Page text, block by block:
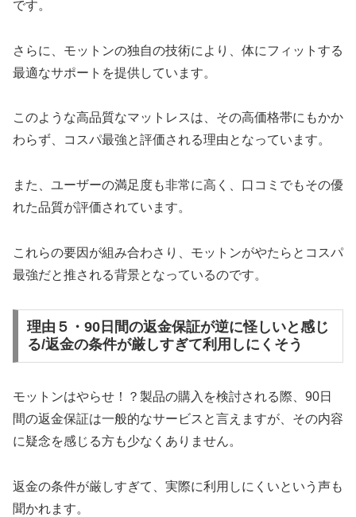
です。
さらに、モットンの独自の技術により、体にフィットする
最適なサポートを提供しています。
このような高品質なマットレスは、その高価格帯にもかか
わらず、コスパ最強と評価される理由となっています。
また、ユーザーの満足度も非常に高く、口コミでもその優
れた品質が評価されています。
これらの要因が組み合わさり、モットンがやたらとコスパ
最強だと推される背景となっているのです。
理由５・90日間の返金保証が逆に怪しいと感じ
る/返金の条件が厳しすぎて利用しにくそう
モットンはやらせ！？製品の購入を検討される際、90日
間の返金保証は一般的なサービスと言えますが、その内容
に疑念を感じる方も少なくありません。
返金の条件が厳しすぎて、実際に利用しにくいという声も
聞かれます。